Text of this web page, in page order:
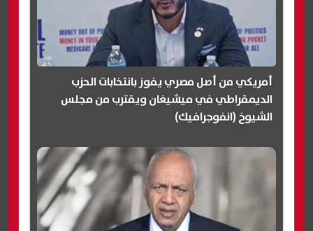
أمريكي من أصل مصري يفوز بانتخابات الحزب
الديمقراطي في ميشيغان ويقترب من مجلس
الشيوخ (انفوجرافيك)